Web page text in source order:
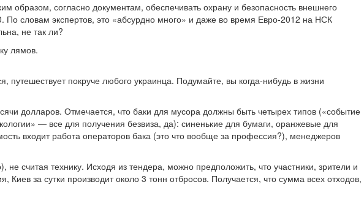
образом, согласно документам, обеспечивать охрану и безопасность внешнего
По словам экспертов, это «абсурдно много» и даже во время Евро-2012 на НСК
не так ли?
лямов.
путешествует покруче любого украинца. Подумайте, вы когда-нибудь в жизни
долларов. Отмечается, что баки для мусора должны быть четырех типов («событие
— все для получения безвиза, да): синенькие для бумаги, оранжевые для
входит работа операторов бака (это что вообще за профессия?), менеджеров
считая технику. Исходя из тендера, можно предположить, что участники, зрители и
за сутки производит около 3 тонн отбросов. Получается, что сумма всех отходов,